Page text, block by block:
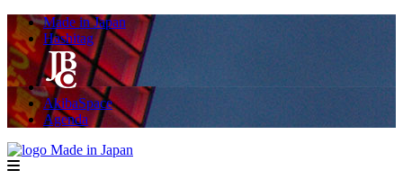
Made in Japan
Hashitag
AkibaSpace
Agenda
menu